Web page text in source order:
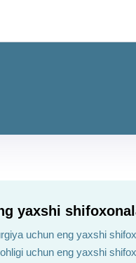
yaxshi
uchun eng yaxshi
uchun eng yaxshi